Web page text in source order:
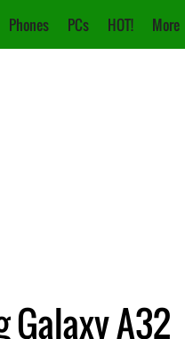
Phones PCs HOT! More
A32